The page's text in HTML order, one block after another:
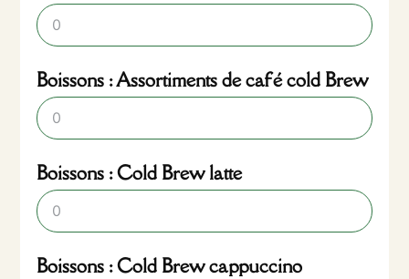
Boissons : Assortiments de café cold Brew
Boissons : Cold Brew latte
Boissons : Cold Brew cappuccino